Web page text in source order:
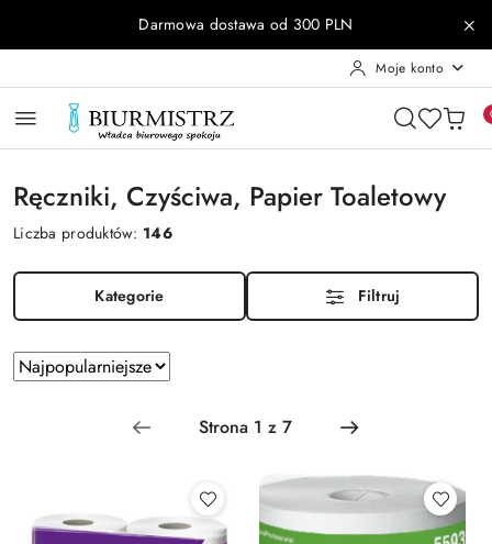
Przejdź do treści głównej
Przejdź do wyszukiwarki
Przejdź do moje konto
Przejdź do menu głównego
Przejdź do stopkiDarmowa dostawa od 300 PLN
Moje konto
Ręczniki, Czyściwa, Papier Toaletowy
Liczba produktów: 146
Kategorie Filtruj
Zastosowano
sortowanie:
Najpopularniejsze.
Sortuj
według